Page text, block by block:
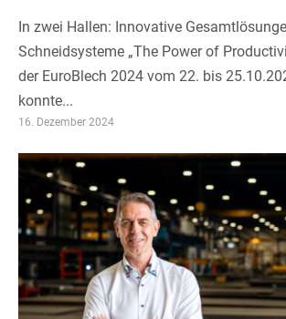
In zwei Hallen: Innovative
Schneidsysteme „The Power of
der EuroBlech 2024 vom 22. bis
konnte...
16. Dezember 2024